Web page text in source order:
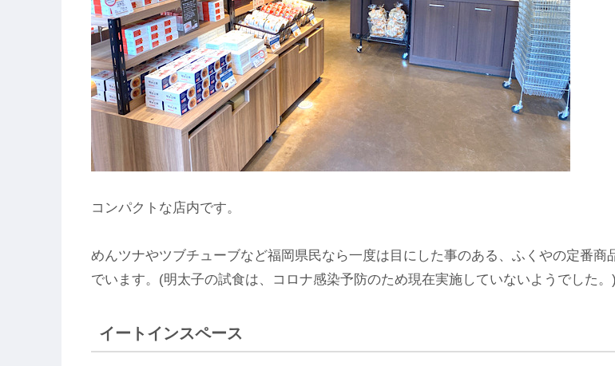
コンパクトな店内です。
めんツナやツブチューブなど福岡県民なら一度は目にした事のある、ふくやの定番商
でいます。(明太子の試食は、コロナ感染予防のため現在実施していないようでした。)
イートインスペース